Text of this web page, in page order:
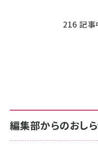
216 記事
編集部からのおし